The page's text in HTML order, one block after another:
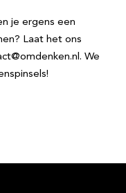
je ergens een
Laat het ons
We